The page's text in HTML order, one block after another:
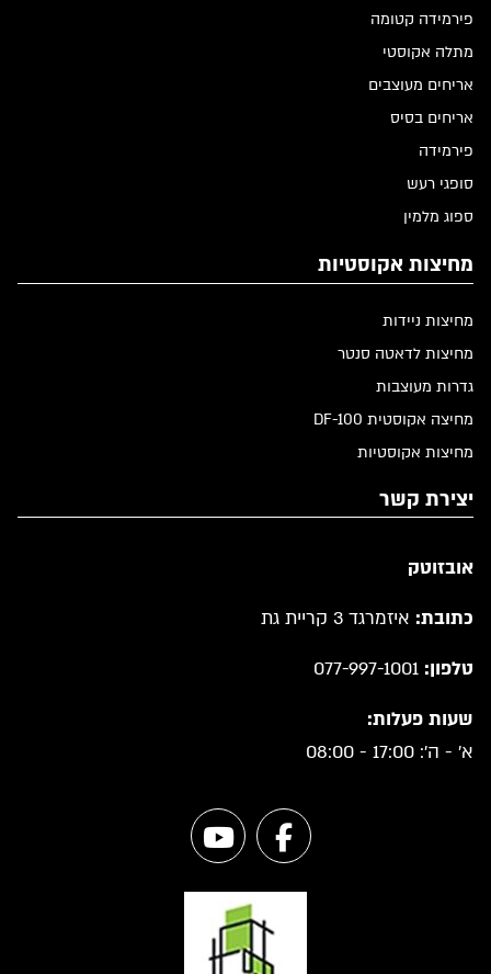
פירמידה קטומה
מתלה אקוסטי
אריחים מעוצבים
אריחים בסיס
פירמידה
סופגי רעש
ספוג מלמין
מחיצות אקוסטיות
מחיצות ניידות
מחיצות לדאטה סנטר
גדרות מעוצבות
מחיצה אקוסטית DF-100
מחיצות אקוסטיות
יצירת קשר
אובזוטק
כתובת: איזמרגד 3 קריית גת
טלפון: 077-997-1001
שעות פעלות:
א' - ה': 17:00 - 08:00